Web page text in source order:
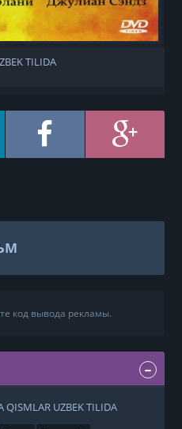
TILIDA
код вывода рекламы.
QISMLAR UZBEK TILIDA